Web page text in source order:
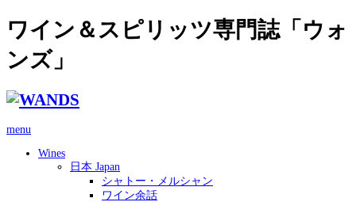
ワイン＆スピリッツ専門誌「ウォ
ンズ」
menu
Wines
日本 Japan
シャトー・メルシャン
ワイン余話